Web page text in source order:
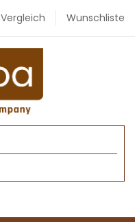
Vergleich Wunschliste